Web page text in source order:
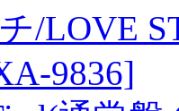
/LOVE
9836]